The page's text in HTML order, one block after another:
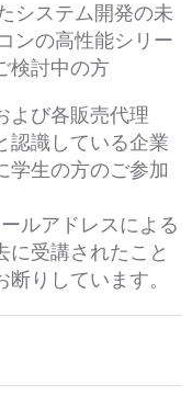
システム開発の未
ンの高性能シリー
検討中の方
よび各販売代理
認識している企業
学生の方のご参加
ルアドレスによる
に受講されたこと
りしています。